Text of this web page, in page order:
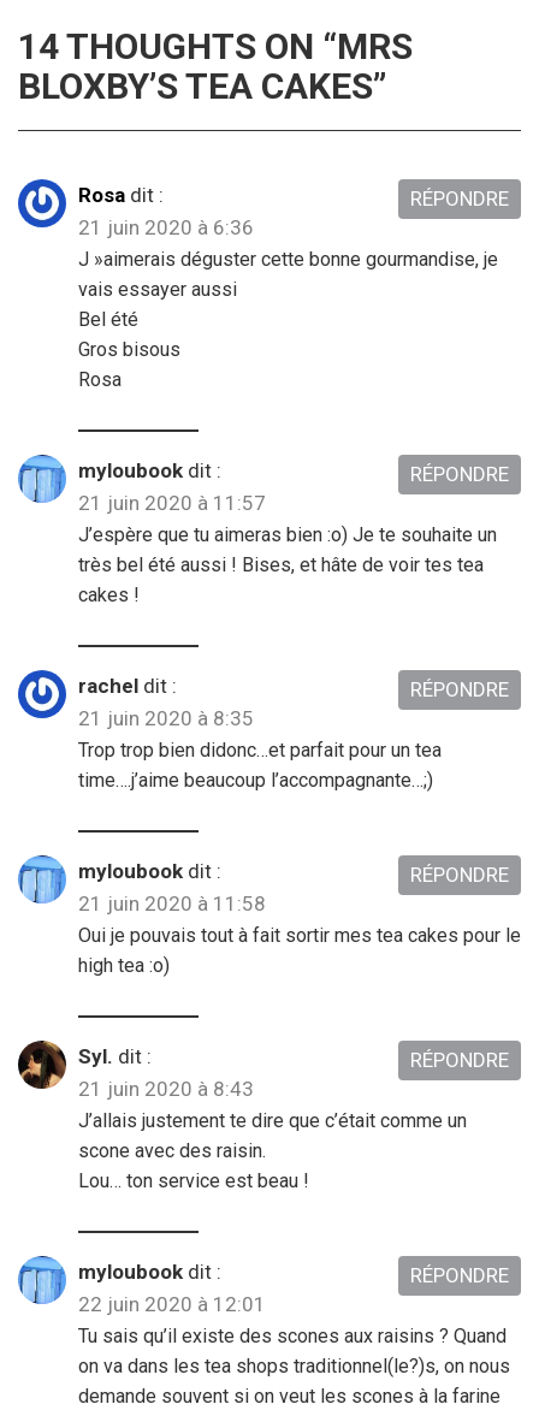
14 THOUGHTS ON “MRS
BLOXBY’S TEA CAKES”
Rosa dit :
21 juin 2020 à 6:36
J »aimerais déguster cette bonne gourmandise, je
vais essayer aussi
Bel été
Gros bisous
Rosa
RÉPONDRE
myloubook dit :
21 juin 2020 à 11:57
J’espère que tu aimeras bien :o) Je te souhaite un
très bel été aussi ! Bises, et hâte de voir tes tea
cakes !
RÉPONDRE
rachel dit :
21 juin 2020 à 8:35
Trop trop bien didonc…et parfait pour un tea
time….j’aime beaucoup l’accompagnante…;)
RÉPONDRE
myloubook dit :
21 juin 2020 à 11:58
Oui je pouvais tout à fait sortir mes tea cakes pour le
high tea :o)
RÉPONDRE
Syl. dit :
21 juin 2020 à 8:43
J’allais justement te dire que c’était comme un
scone avec des raisin.
Lou… ton service est beau !
RÉPONDRE
myloubook dit :
22 juin 2020 à 12:01
Tu sais qu’il existe des scones aux raisins ? Quand
on va dans les tea shops traditionnel(le?)s, on nous
demande souvent si on veut les scones à la farine
RÉPONDRE